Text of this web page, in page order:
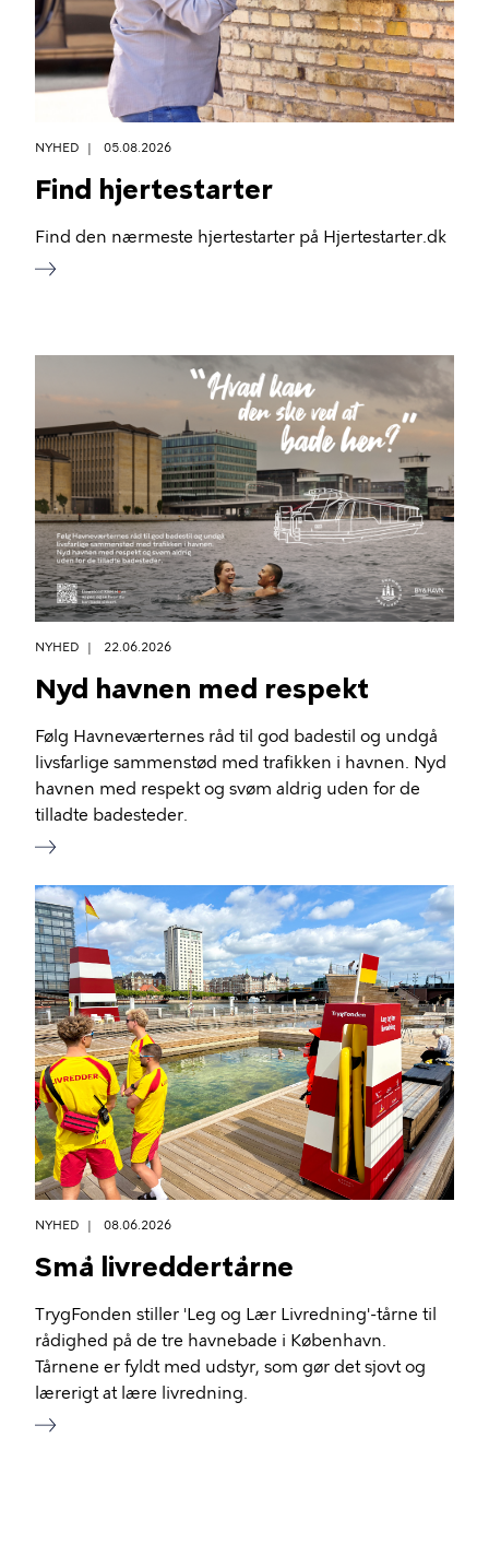
NYHED 05.08.2026
Find hjertestarter
Find den nærmeste hjertestarter på Hjertestarter.dk
NYHED 22.06.2026
Nyd havnen med respekt
Følg Havneværternes råd til god badestil og undgå
livsfarlige sammenstød med trafikken i havnen. Nyd
havnen med respekt og svøm aldrig uden for de
tilladte badesteder.
NYHED 08.06.2026
Små livreddertårne
TrygFonden stiller 'Leg og Lær Livredning'-tårne til
rådighed på de tre havnebade i København.
Tårnene er fyldt med udstyr, som gør det sjovt og
lærerigt at lære livredning.